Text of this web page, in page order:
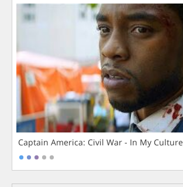
Captain America: Civil War - In My